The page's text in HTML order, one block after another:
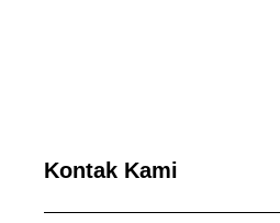
Kontak Kami